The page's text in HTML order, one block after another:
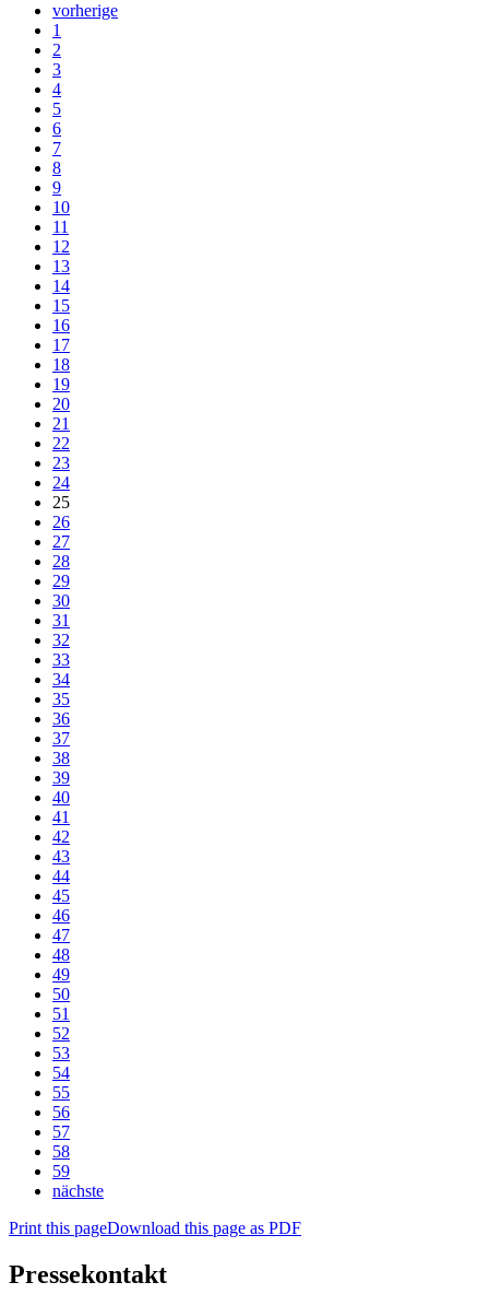
vorherige
1
2
3
4
5
6
7
8
9
10
11
12
13
14
15
16
17
18
19
20
21
22
23
24
25
26
27
28
29
30
31
32
33
34
35
36
37
38
39
40
41
42
43
44
45
46
47
48
49
50
51
52
53
54
55
56
57
58
59
nächste
Print this pageDownload this page as PDF
Pressekontakt